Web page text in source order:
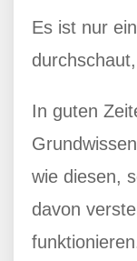
Es ist nur
In guten
wie diesen,
davon